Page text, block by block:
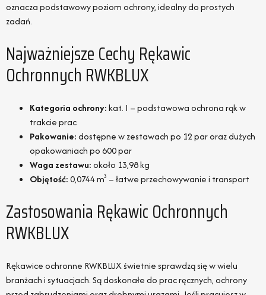
oznacza podstawowy poziom ochrony, idealny do prostych
zadań.
Najważniejsze Cechy Rękawic
Ochronnych RWKBLUX
Kategoria ochrony:kat. I – podstawowa ochrona rąk w
trakcie prac
Pakowanie:dostępne w zestawach po 12 par oraz dużych
opakowaniach po 600 par
Waga zestawu:około 13,98 kg
Objętość:0,0744 m³ – łatwe przechowywanie i transport
Zastosowania Rękawic Ochronnych
RWKBLUX
Rękawice ochronne RWKBLUX świetnie sprawdzą się w wielu
branżach i sytuacjach. Są doskonałe do prac ręcznych, ochrony